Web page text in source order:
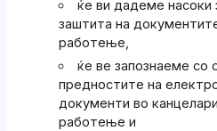
ќе ви дадеме насоки
заштита на
работење,
ќе ве запознаеме со
предностите на
документи во
работење и